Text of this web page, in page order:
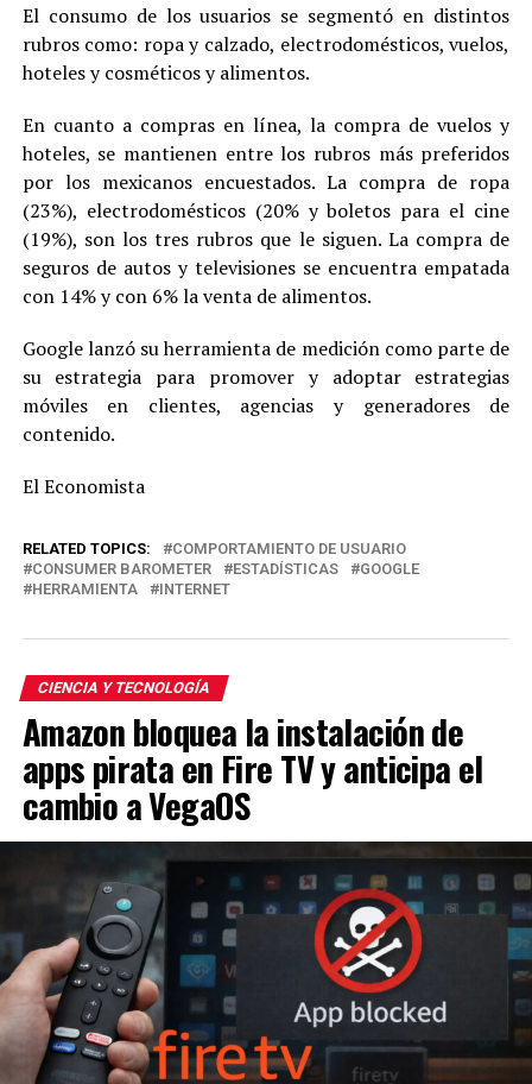
El consumo de los usuarios se segmentó en distintos
rubros como: ropa y calzado, electrodomésticos, vuelos,
hoteles y cosméticos y alimentos.
En cuanto a compras en línea, la compra de vuelos y
hoteles, se mantienen entre los rubros más preferidos
por los mexicanos encuestados. La compra de ropa
(23%), electrodomésticos (20% y boletos para el cine
(19%), son los tres rubros que le siguen. La compra de
seguros de autos y televisiones se encuentra empatada
con 14% y con 6% la venta de alimentos.
Google lanzó su herramienta de medición como parte de
su estrategia para promover y adoptar estrategias
móviles en clientes, agencias y generadores de
contenido.
El Economista
RELATED TOPICS:
COMPORTAMIENTO DE USUARIO
CONSUMER BAROMETER
ESTADÍSTICAS
GOOGLE
HERRAMIENTA
INTERNET
CIENCIA Y TECNOLOGÍA
Amazon bloquea la instalación de
apps pirata en Fire TV y anticipa el
cambio a VegaOS